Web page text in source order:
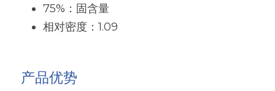
增稠剂和分散剂
纺织助剂
粉末涂料树脂
硅油
75%：固含量
相对密度：1.09
产品优势